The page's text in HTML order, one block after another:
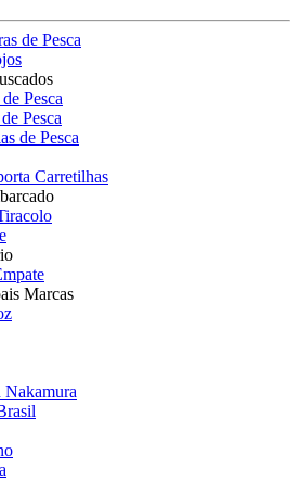
de Pesca
Pesca
Pesca
de Pesca
Carretilhas
Marcas
Nakamura